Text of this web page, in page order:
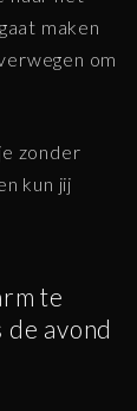
maken
om
zonder
kun jij
te
avond